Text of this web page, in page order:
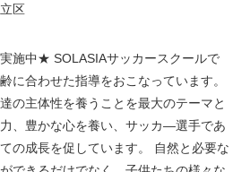
区
施中★ SOLASIAサッカースクールで
に合わせた指導をおこなっています。
の主体性を養うことを最大のテーマと
、豊かな心を養い、サッカ―選手であ
の成長を促しています。 自然と必要な